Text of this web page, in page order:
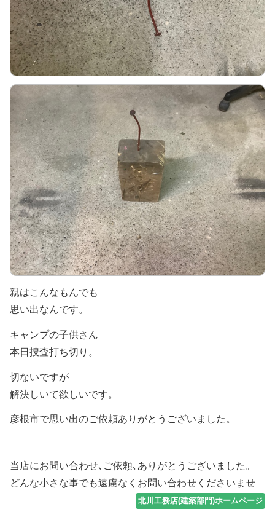
親はこんなもんでも
思い出なんです。
キャンプの子供さん
本日捜査打ち切り。
切ないですが
解決しいて欲しいです。
彦根市で思い出のご依頼ありがとうございました。
当店にお問い合わせ､ご依頼､ありがとうございました。
どんな小さな事でも遠慮なくお問い合わせくださいませ
北川工務店(建築部門)ホームページ